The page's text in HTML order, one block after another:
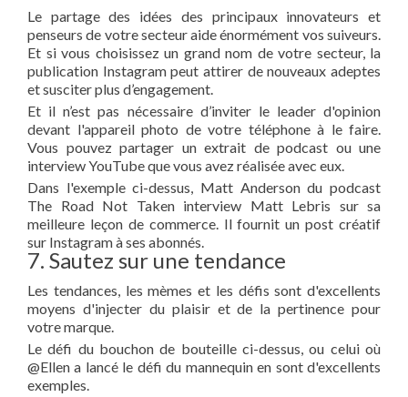
Le partage des idées des principaux innovateurs et
penseurs de votre secteur aide énormément vos suiveurs.
Et si vous choisissez un grand nom de votre secteur, la
publication Instagram peut attirer de nouveaux adeptes
et susciter plus d’engagement.
Et il n’est pas nécessaire d’inviter le leader d'opinion
devant l'appareil photo de votre téléphone à le faire.
Vous pouvez partager un extrait de podcast ou une
interview YouTube que vous avez réalisée avec eux.
Dans l'exemple ci-dessus, Matt Anderson du podcast
The Road Not Taken interview Matt Lebris sur sa
meilleure leçon de commerce. Il fournit un post créatif
sur Instagram à ses abonnés.
7. Sautez sur une tendance
Les tendances, les mèmes et les défis sont d'excellents
moyens d'injecter du plaisir et de la pertinence pour
votre marque.
Le défi du bouchon de bouteille ci-dessus, ou celui où
@Ellen a lancé le défi du mannequin en sont d'excellents
exemples.